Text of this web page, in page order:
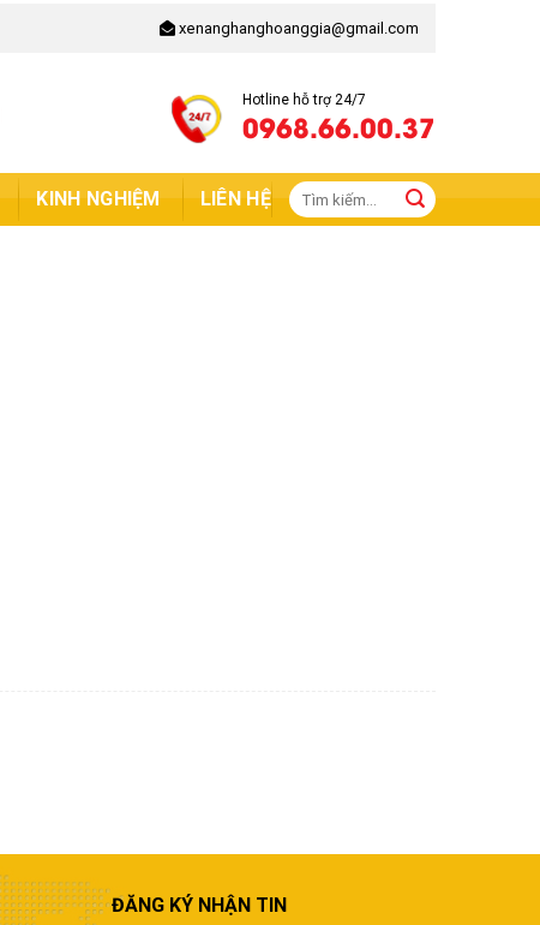
xenanghanghoanggia@gmail.com
Hotline hỗ trợ 24/7
0968.66.00.37
KINH NGHIỆM LIÊN HỆ
Tìm
kiếm:
ĐĂNG KÝ NHẬN TIN